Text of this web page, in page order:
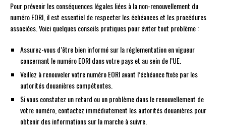
Pour prévenir les conséquences légales liées à la non-renouvellement du
numéro EORI, il est essentiel de respecter les échéances et les procédures
associées. Voici quelques conseils pratiques pour éviter tout problème :
Assurez-vous d’être bien informé sur la réglementation en vigueur
concernant le numéro EORI dans votre pays et au sein de l’UE.
Veillez à renouveler votre numéro EORI avant l’échéance fixée par les
autorités douanières compétentes.
Si vous constatez un retard ou un problème dans le renouvellement de
votre numéro, contactez immédiatement les autorités douanières pour
obtenir des informations sur la marche à suivre.